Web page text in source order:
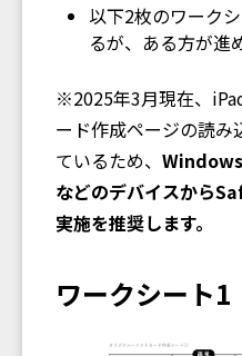
以下2枚のワーク
るが、ある方が進
※2025年3月現在、
ード作成ページの読
ているため、
などのデバイスから
実施を推奨します。
ワークシート1